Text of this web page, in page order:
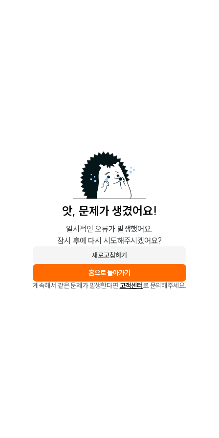
앗, 문제가 생겼어요!
일시적인 오류가 발생했어요.
잠시 후에 다시 시도해주시겠어요?
새로고침하기
홈으로 돌아가기
계속해서 같은 문제가 발생한다면 고객센터로 문의해주세요.